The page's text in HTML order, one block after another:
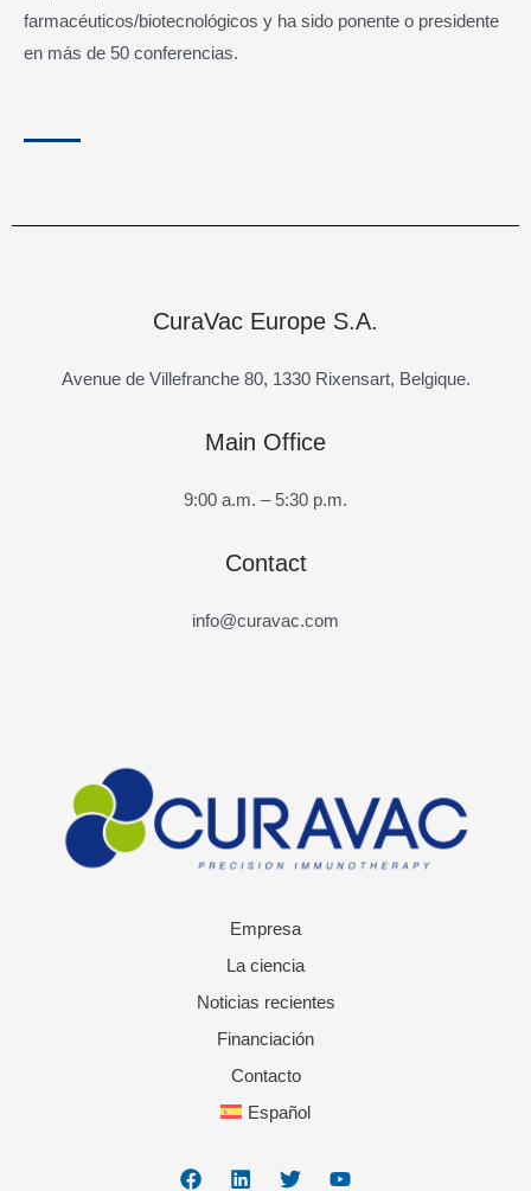
farmacéuticos/biotecnológicos y ha sido ponente o presidente
en más de 50 conferencias.
CuraVac Europe S.A.
Avenue de Villefranche 80, 1330 Rixensart, Belgique.
Main Office
9:00 a.m. – 5:30 p.m.
Contact
info@curavac.com
Empresa
La ciencia
Noticias recientes
Financiación
Contacto
Español